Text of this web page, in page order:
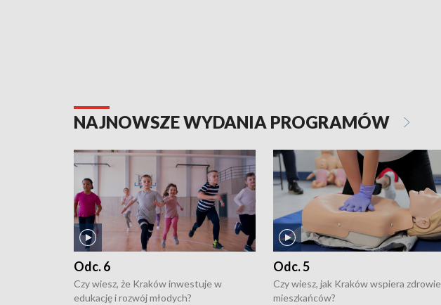
NAJNOWSZE WYDANIA PROGRAMÓW
Odc. 6
Czy wiesz, że Kraków inwestuje w
edukację i rozwój młodych?
Odc. 5
Czy wiesz, jak Kraków wspiera zdrowie
mieszkańców?